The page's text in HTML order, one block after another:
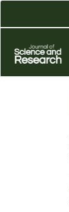
Contenido
Barra
lateral